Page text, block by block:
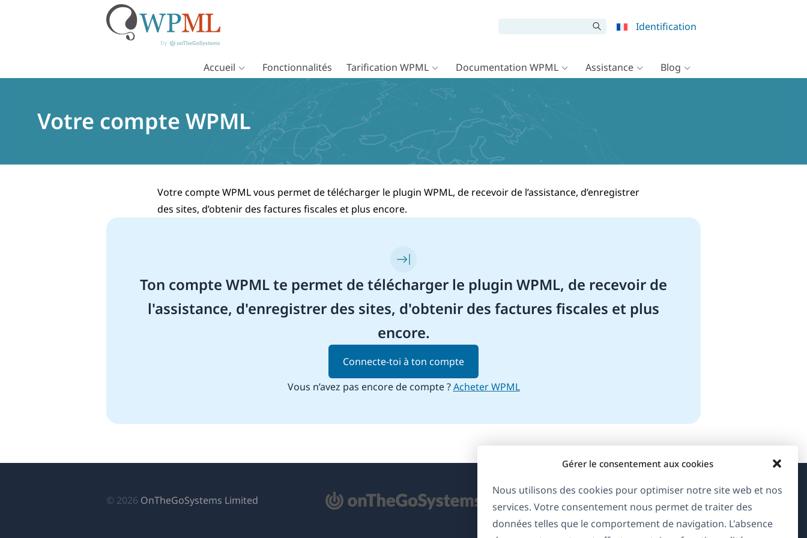
Gérer le consentement aux cookies
Nous utilisons des cookies pour optimiser notre site web et nos
services. Votre consentement nous permet de traiter des
données telles que le comportement de navigation. L'absence
Identification
Accueil Fonctionnalités Tarification WPML Documentation WPML Assistance Blog
Votre compte WPML
Votre compte WPML vous permet de télécharger le plugin WPML, de recevoir de l’assistance, d’enregistrer
des sites, d’obtenir des factures fiscales et plus encore.
Ton compte WPML te permet de télécharger le plugin WPML, de recevoir de
l'assistance, d'enregistrer des sites, d'obtenir des factures fiscales et plus
encore.
Connecte-toi à ton compte
Vous n’avez pas encore de compte ?Acheter WPML
© 2026 OnTheGoSystems Limited
À propos de WPML
RGPD & Politique de confidentialité